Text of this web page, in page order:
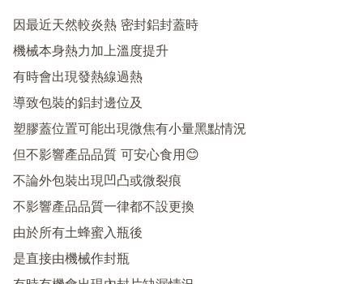
因最近天然較炎熱 密封鋁封蓋時
機械本身熱力加上溫度提升
有時會出現發熱線過熱
導致包裝的鋁封邊位及
塑膠蓋位置可能出現微焦有小量黑點情況
但不影響產品品質 可安心食用😊
不論外包裝出現凹凸或微裂痕
不影響產品品質一律都不設更換
由於所有土蜂蜜入瓶後
是直接由機械作封瓶